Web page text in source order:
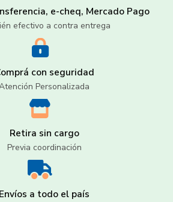
e-cheq, Mercado Pago
efectivo a contra entrega
con seguridad
Personalizada
Retira sin cargo
Previa coordinación
Envíos a todo el país